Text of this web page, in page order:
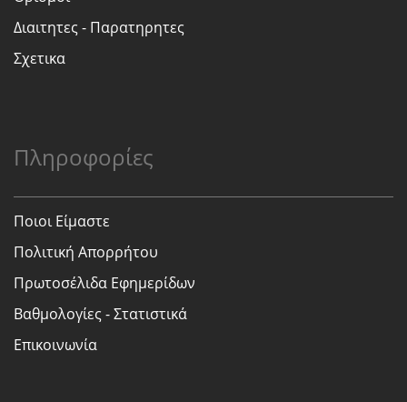
Διαιτητες - Παρατηρητες
Σχετικα
Πληροφορίες
Ποιοι Είμαστε
Πολιτική Απορρήτου
Πρωτοσέλιδα Εφημερίδων
Βαθμολογίες - Στατιστικά
Επικοινωνία